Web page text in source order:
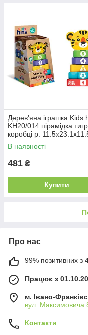
Дерев'яна іграшка Kids
KH20/014 пірамідка
коробці р.
В наявності
481 ₴
Купити
Про нас
99% позитивних з
Працює з
м. Івано-
вул. Максимовича
Контакти